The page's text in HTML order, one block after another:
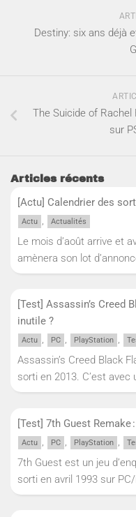
Destiny: six ans déjà
The Suicide of
sur
Articles récents
[Actu] Calendrier des
Actu , Actualités
Le mois d’août arrive et
amènera son lot
[Test] Assassin’s Creed
inutile ?
Actu , PC , PlayStation ,
Assassin’s Creed Black
sorti en 2013. C’est avec
[Test] 7th Guest
Actu , PC , PlayStation ,
7th Guest est un jeu
sorti en avril 1993 sur